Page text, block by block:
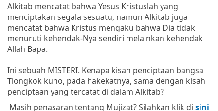
Alkitab mencatat bahwa Yesus Kristuslah yang
menciptakan segala sesuatu, namun Alkitab juga
mencatat bahwa Kristus mengaku bahwa Dia tidak
menuruti kehendak-Nya sendiri melainkan kehendak
Allah Bapa.
Ini sebuah MISTERI. Kenapa kisah penciptaan bangsa
Tiongkok kuno, pada hakekatnya, sama dengan kisah
penciptaan yang tercatat di dalam Alkitab?
Masih penasaran tentang Mujizat? Silahkan klik di sini